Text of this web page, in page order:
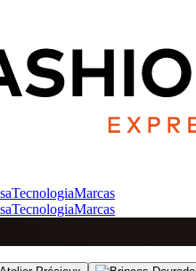
TecnologiaMarcas
TecnologiaMarcas